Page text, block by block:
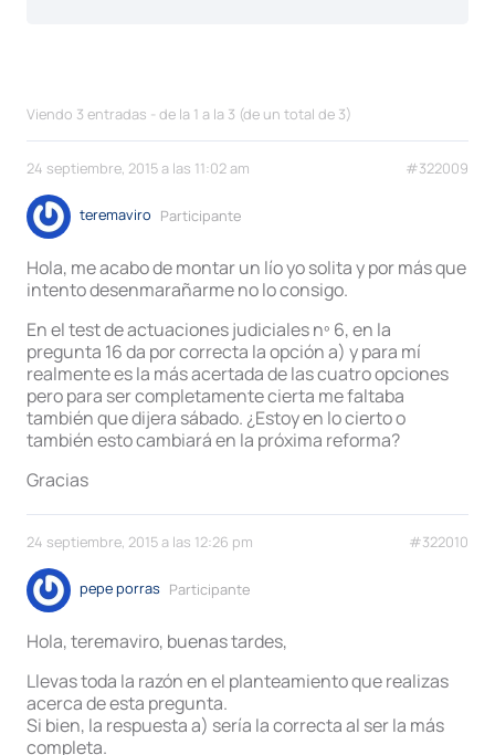
Viendo 3 entradas - de la 1 a la 3 (de un total de 3)
24 septiembre, 2015 a las 11:02 am #322009
teremaviro Participante
Hola, me acabo de montar un lío yo solita y por más que
intento desenmarañarme no lo consigo.
En el test de actuaciones judiciales nº 6, en la
pregunta 16 da por correcta la opción a) y para mí
realmente es la más acertada de las cuatro opciones
pero para ser completamente cierta me faltaba
también que dijera sábado. ¿Estoy en lo cierto o
también esto cambiará en la próxima reforma?
Gracias
24 septiembre, 2015 a las 12:26 pm #322010
pepe porras Participante
Hola, teremaviro, buenas tardes,
Llevas toda la razón en el planteamiento que realizas
acerca de esta pregunta.
Si bien, la respuesta a) sería la correcta al ser la más
completa.